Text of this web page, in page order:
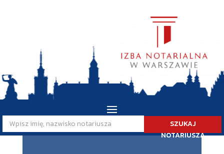
SZUKAJ
NOTARIUSZA